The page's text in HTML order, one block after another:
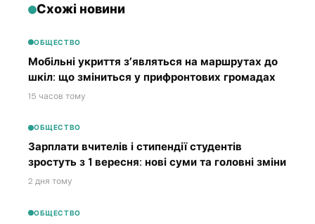
Схожі новини
ОБЩЕСТВО
Мобільні укриття з’являться на маршрутах до
шкіл: що зміниться у прифронтових громадах
15 часов тому
ОБЩЕСТВО
Зарплати вчителів і стипендії студентів
зростуть з 1 вересня: нові суми та головні зміни
2 дня тому
ОБЩЕСТВО